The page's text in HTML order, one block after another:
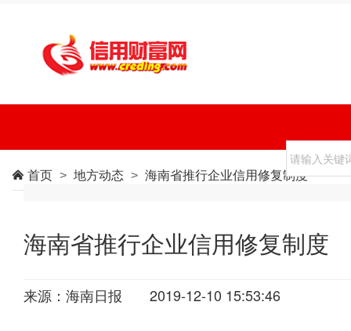
 首页 > 地方动态 > 海南省推行企业信用修复制度
海南省推行企业信用修复制度
来源：海南日报 2019-12-10 15:53:46